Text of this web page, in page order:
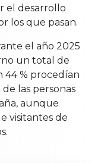
el desarrollo
los que pasan.
el año 2025
un total de
44 % procedían
las personas
aunque
visitantes de